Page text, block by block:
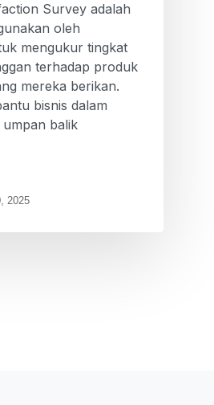
Survey adalah
oleh
mengukur tingkat
terhadap produk
mereka berikan.
bisnis dalam
balik
2025